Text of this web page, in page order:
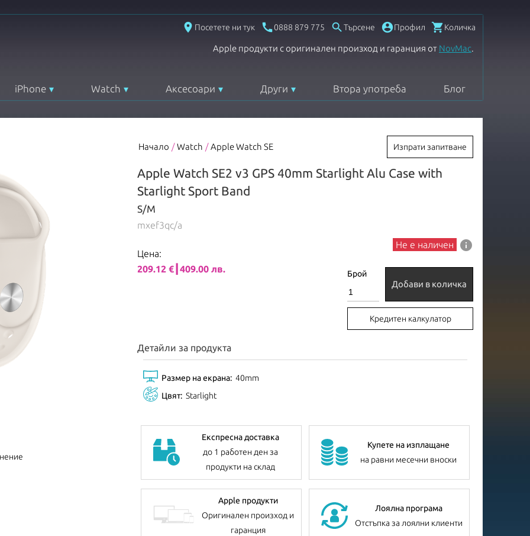
place Посетете ни тук 0888 879 775  Търсене Профил Количка
Apple продукти с оригинален произход и гаранция от NovMac.
iPhone Watch Аксесоари Други Втора употреба Блог
Начало / Watch / Apple Watch SE Изпрати запитване
Apple Watch SE2 v3 GPS 40mm Starlight Alu Case with
Starlight Sport Band
S/M
mxef3qc/a
Цена:
209.12 €┃409.00 лв.
Не е наличен info
Брой
Добави в количка
Кредитен калкулатор
Детайли за продукта
Размер на екрана: 40mm
Цвят: Starlight
Експресна доставка
до 1 работен ден за
продукти на склад
Купете на изплащане
на равни месечни вноски
Apple продукти
Оригинален произход и
гаранция
Лоялна програма
Отстъпка за лоялни клиенти